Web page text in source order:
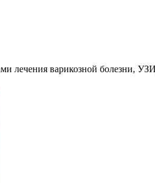
лечения варикозной болезни,